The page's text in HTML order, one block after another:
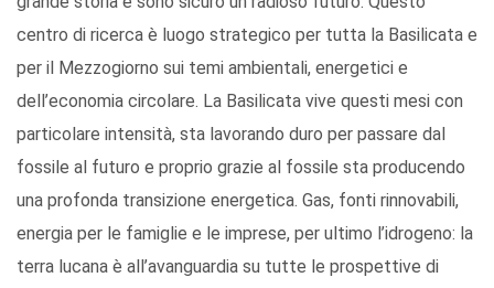
centro di ricerca è luogo strategico per tutta la Basilicata e
per il Mezzogiorno sui temi ambientali, energetici e
dell’economia circolare. La Basilicata vive questi mesi con
particolare intensità, sta lavorando duro per passare dal
fossile al futuro e proprio grazie al fossile sta producendo
una profonda transizione energetica. Gas, fonti rinnovabili,
energia per le famiglie e le imprese, per ultimo l’idrogeno: la
terra lucana è all’avanguardia su tutte le prospettive di